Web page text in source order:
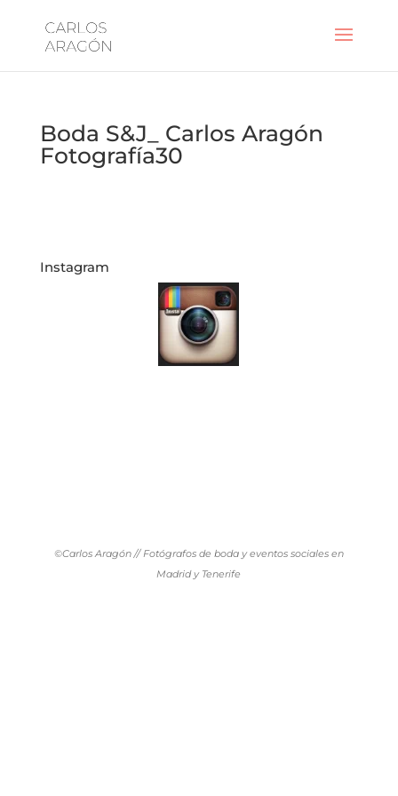
Boda S&J_ Carlos Aragón
Fotografía30
Instagram
©Carlos Aragón // Fotógrafos de boda y eventos sociales en
Madrid y Tenerife